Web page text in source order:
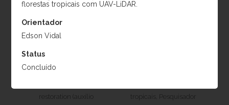
florestas tropicais com UAV-LiDAR.
Orientador
Edson Vidal
Status
Concluído
Projeto:
nucleation for tropical
restoration (auxílio
tropicais, Pesquisador